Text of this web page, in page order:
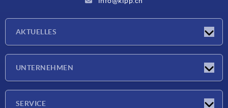
AKTUELLES
UNTERNEHMEN
SERVICE